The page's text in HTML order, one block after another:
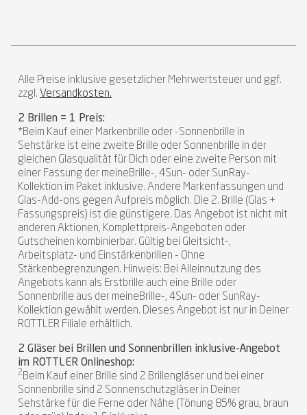
Alle Preise inklusive gesetzlicher Mehrwertsteuer und ggf.
zzgl. Versandkosten.
2 Brillen = 1 Preis:
*Beim Kauf einer Markenbrille oder -Sonnenbrille in
Sehstärke ist eine zweite Brille oder Sonnenbrille in der
gleichen Glasqualität für Dich oder eine zweite Person mit
einer Fassung der meineBrille-, 4Sun- oder SunRay-
Kollektion im Paket inklusive. Andere Markenfassungen und
Glas-Add-ons gegen Aufpreis möglich. Die 2. Brille (Glas +
Fassungspreis) ist die günstigere. Das Angebot ist nicht mit
anderen Aktionen, Komplettpreis-Angeboten oder
Gutscheinen kombinierbar. Gültig bei Gleitsicht-,
Arbeitsplatz- und Einstärkenbrillen - Ohne
Stärkenbegrenzungen. Hinweis: Bei Alleinnutzung des
Angebots kann als Erstbrille auch eine Brille oder
Sonnenbrille aus der meineBrille-, 4Sun- oder SunRay-
Kollektion gewählt werden. Dieses Angebot ist nur in Deiner
ROTTLER Filiale erhältlich.
2 Gläser bei Brillen und Sonnenbrillen inklusive-Angebot
im ROTTLER Onlineshop:
2 Beim Kauf einer Brille sind 2 Brillengläser und bei einer
Sonnenbrille sind 2 Sonnenschutzgläser in Deiner
Sehstärke für die Ferne oder Nähe (Tönung 85% grau, braun